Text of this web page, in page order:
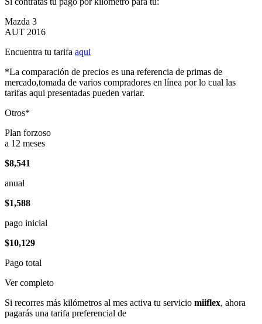
Mazda 3
AUT 2016
Encuentra tu tarifa aqui
*La comparación de precios es una referencia de primas de
mercado,tomada de varios compradores en línea por lo cual las
tarifas aqui presentadas pueden variar.
Otros*
Plan forzoso
a 12 meses
$8,541
anual
$1,588
pago inicial
$10,129
Pago total
Ver completo
Si recorres más kilómetros al mes activa tu servicio miiflex, ahora
pagarás una tarifa preferencial de